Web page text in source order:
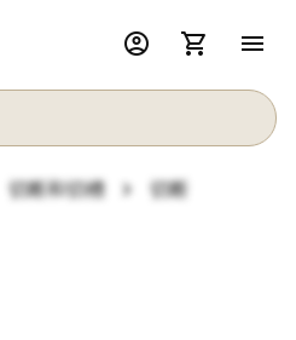
account_circle shopping_cart menu
切断和切槽 chevron_right 切断